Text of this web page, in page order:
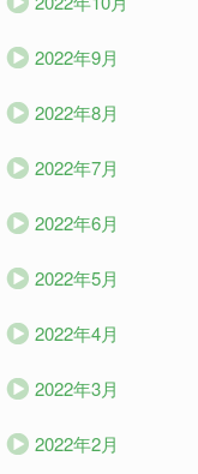
2022年9月
2022年8月
2022年7月
2022年6月
2022年5月
2022年4月
2022年3月
2022年2月